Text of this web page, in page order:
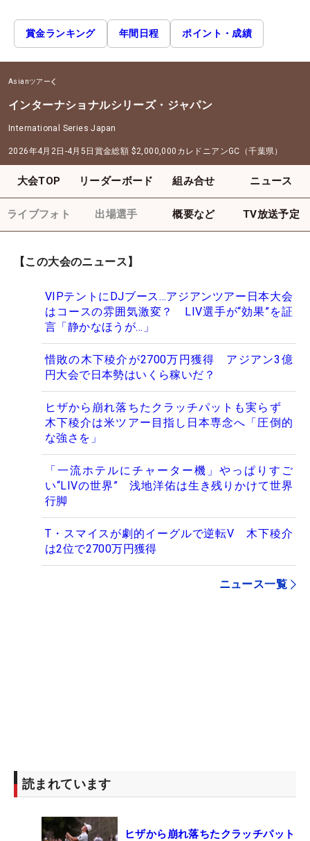
賞金ランキング 年間日程 ポイント・成績
Asianツアー
インターナショナルシリーズ・ジャパン
International Series Japan
2026年4月2日-4月5日 賞金総額 $2,000,000 カレドニアンGC（千葉県）
大会TOP リーダーボード 組み合せ ニュース
ライブフォト 出場選手 概要など TV放送予定
【この大会のニュース】
VIPテントにDJブース…アジアンツアー日本大会
はコースの雰囲気激変？ LIV選手が“効果”を証
言「静かなほうが…」
惜敗の木下稜介が2700万円獲得 アジアン3億
円大会で日本勢はいくら稼いだ？
ヒザから崩れ落ちたクラッチパットも実らず
木下稜介は米ツアー目指し日本専念へ「圧倒的
な強さを」
「一流ホテルにチャーター機」やっぱりすご
い“LIVの世界” 浅地洋佑は生き残りかけて世界
行脚
T・スマイスが劇的イーグルで逆転V 木下稜介
は2位で2700万円獲得
ニュース一覧
読まれています
ヒザから崩れ落ちたクラッチパット